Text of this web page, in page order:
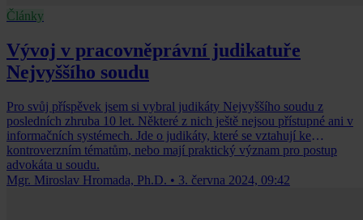
Články
Vývoj v pracovněprávní judikatuře
Nejvyššího soudu
Pro svůj příspěvek jsem si vybral judikáty Nejvyššího soudu z
posledních zhruba 10 let. Některé z nich ještě nejsou přístupné ani v
informačních systémech. Jde o judikáty, které se vztahují ke
kontroverzním tématům, nebo mají praktický význam pro postup
advokáta u soudu.
Mgr. Miroslav Hromada, Ph.D. • 3. června 2024, 09:42